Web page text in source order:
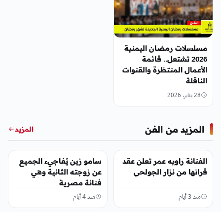
مسلسلات رمضان اليمنية
2026 تشتعل.. قائمة
الأعمال المنتظرة والقنوات
الناقلة
28 يناير، 2026
المزيد من الفن المزيد
الفن
الفنانة راويه عمر تعلن عقد
قرانها من نزار الجولحي
منذ 3 أيام
سامو زين يُفاجيء الجميع
عن زوجته الثانية وهي
فنانة مصرية
منذ 4 أيام